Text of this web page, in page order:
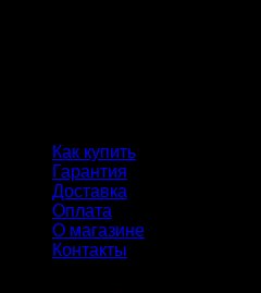
Как купить
Гарантия
Доставка
Оплата
О магазине
Контакты